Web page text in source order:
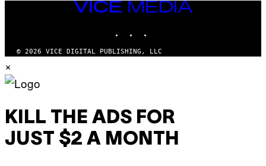
VICE
MEDIA
© 2026 VICE DIGITAL PUBLISHING, LLC
×
KILL THE ADS FOR
JUST $2 A MONTH